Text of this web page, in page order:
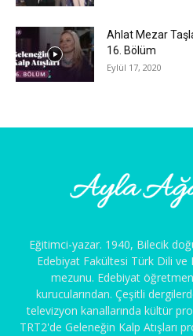
Ahlat Mezar
16. Bölüm
Eylül 17, 2020
Eğitimci-yazar. 1940, Bilecik
Edebiyat Fakültesi Türk Dili ve
mezunu. Edebiyat
kurucularından. Çeşitli
televizyon kanallarında kültür
TRT2'de Geleneğin Kalp Atışları